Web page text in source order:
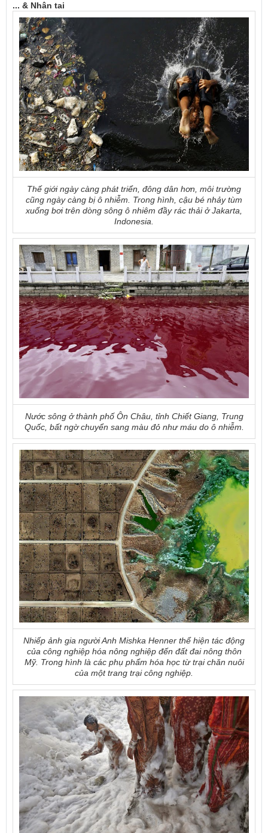
... & Nhân tai
Thế giới ngày càng phát triển, đông dân hơn, môi trường
cũng ngày càng bị ô nhiễm. Trong hình, cậu bé nhảy tùm
xuống bơi trên dòng sông ô nhiêm đầy rác thải ở Jakarta,
Indonesia.
Nước sông ở thành phố Ôn Châu, tỉnh Chiết Giang, Trung
Quốc, bất ngờ chuyển sang màu đỏ như máu do ô nhiễm.
Nhiếp ảnh gia người Anh Mishka Henner thể hiện tác động
của công nghiệp hóa nông nghiệp đến đất đai nông thôn
Mỹ. Trong hình là các phụ phẩm hóa học từ trại chăn nuôi
của một trang trại công nghiệp.